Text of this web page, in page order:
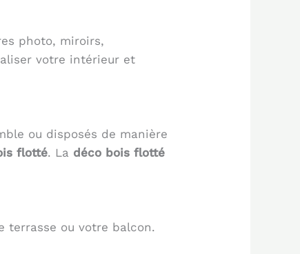
photo, miroirs,
votre intérieur et
ou disposés de manière
flotté. La déco bois flotté
terrasse ou votre balcon.